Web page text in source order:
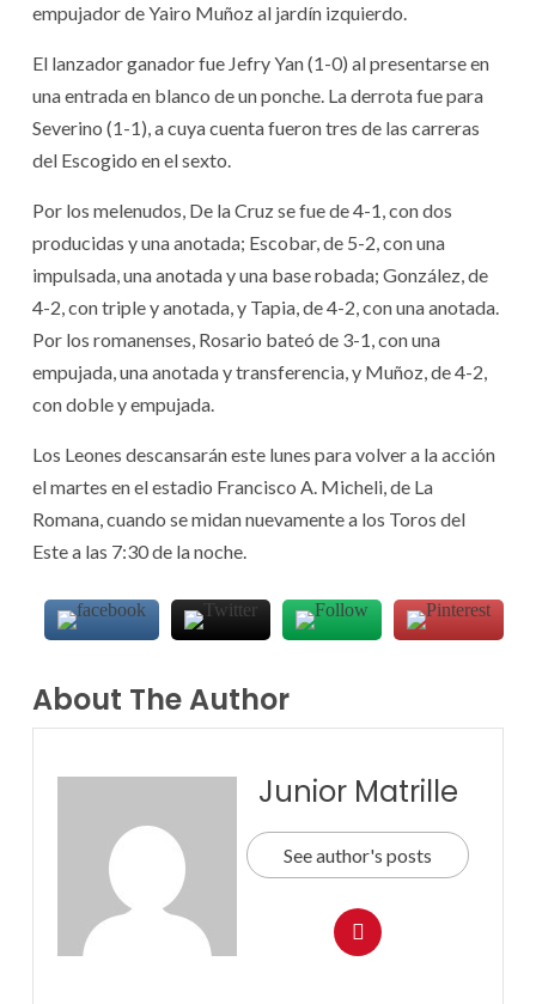
empujador de Yairo Muñoz al jardín izquierdo.
El lanzador ganador fue Jefry Yan (1-0) al presentarse en
una entrada en blanco de un ponche. La derrota fue para
Severino (1-1), a cuya cuenta fueron tres de las carreras
del Escogido en el sexto.
Por los melenudos, De la Cruz se fue de 4-1, con dos
producidas y una anotada; Escobar, de 5-2, con una
impulsada, una anotada y una base robada; González, de
4-2, con triple y anotada, y Tapia, de 4-2, con una anotada.
Por los romanenses, Rosario bateó de 3-1, con una
empujada, una anotada y transferencia, y Muñoz, de 4-2,
con doble y empujada.
Los Leones descansarán este lunes para volver a la acción
el martes en el estadio Francisco A. Micheli, de La
Romana, cuando se midan nuevamente a los Toros del
Este a las 7:30 de la noche.
About The Author
Junior Matrille
See author's posts